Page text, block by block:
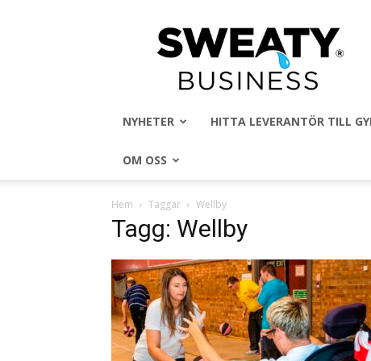
Sweaty
Business
NYHETER HITTA LEVERANTÖR TILL
OM OSS
Hem Taggar Wellby
Tagg: Wellby